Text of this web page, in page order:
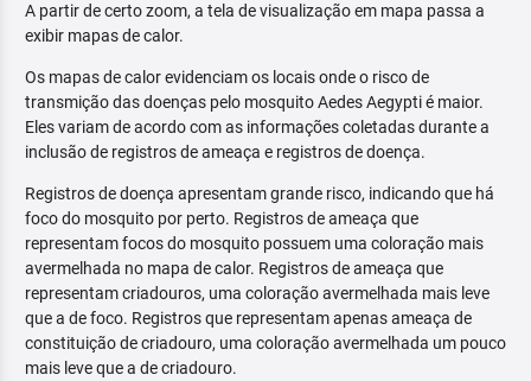
A partir de certo zoom, a tela de visualização em mapa passa a
exibir mapas de calor.
Os mapas de calor evidenciam os locais onde o risco de
transmição das doenças pelo mosquito Aedes Aegypti é maior.
Eles variam de acordo com as informações coletadas durante a
inclusão de registros de ameaça e registros de doença.
Registros de doença apresentam grande risco, indicando que há
foco do mosquito por perto. Registros de ameaça que
representam focos do mosquito possuem uma coloração mais
avermelhada no mapa de calor. Registros de ameaça que
representam criadouros, uma coloração avermelhada mais leve
que a de foco. Registros que representam apenas ameaça de
constituição de criadouro, uma coloração avermelhada um pouco
mais leve que a de criadouro.